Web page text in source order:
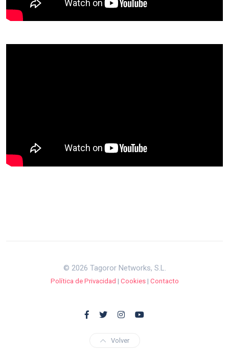
© 2026 Tagoror Networks, S.L.
Política de Privacidad | Cookies| Contacto
Volver